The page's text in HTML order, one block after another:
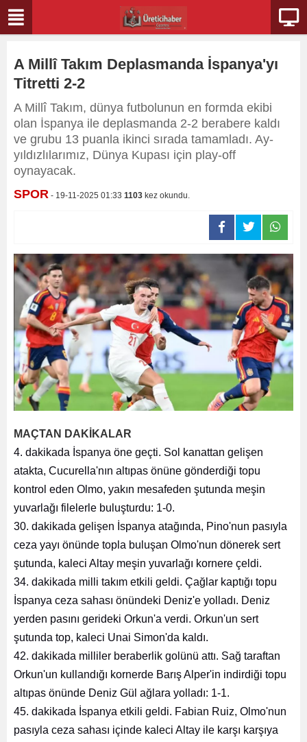
A Millî Takım Deplasmanda İspanya'yı
Titretti 2-2
A Millî Takım, dünya futbolunun en formda ekibi
olan İspanya ile deplasmanda 2-2 berabere kaldı
ve grubu 13 puanla ikinci sırada tamamladı. Ay-
yıldızlılarımız, Dünya Kupası için play-off
oynayacak.
SPOR - 19-11-2025 01:33 1103 kez okundu.
MAÇTAN DAKİKALAR
4. dakikada İspanya öne geçti. Sol kanattan gelişen
atakta, Cucurella'nın altıpas önüne gönderdiği topu
kontrol eden Olmo, yakın mesafeden şutunda meşin
yuvarlağı filelerle buluşturdu: 1-0.
30. dakikada gelişen İspanya atağında, Pino'nun pasıyla
ceza yayı önünde topla buluşan Olmo'nun dönerek sert
şutunda, kaleci Altay meşin yuvarlağı kornere çeldi.
34. dakikada milli takım etkili geldi. Çağlar kaptığı topu
İspanya ceza sahası önündeki Deniz'e yolladı. Deniz
yerden pasını gerideki Orkun'a verdi. Orkun'un sert
şutunda top, kaleci Unai Simon'da kaldı.
42. dakikada milliler beraberlik golünü attı. Sağ taraftan
Orkun'un kullandığı kornerde Barış Alper'in indirdiği topu
altıpas önünde Deniz Gül ağlara yolladı: 1-1.
45. dakikada İspanya etkili geldi. Fabian Ruiz, Olmo'nun
pasıyla ceza sahası içinde kaleci Altay ile karşı karşıya